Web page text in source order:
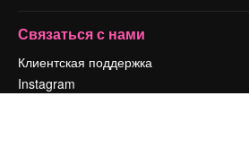
Связаться с нами
Клиентская поддержка
Instagram